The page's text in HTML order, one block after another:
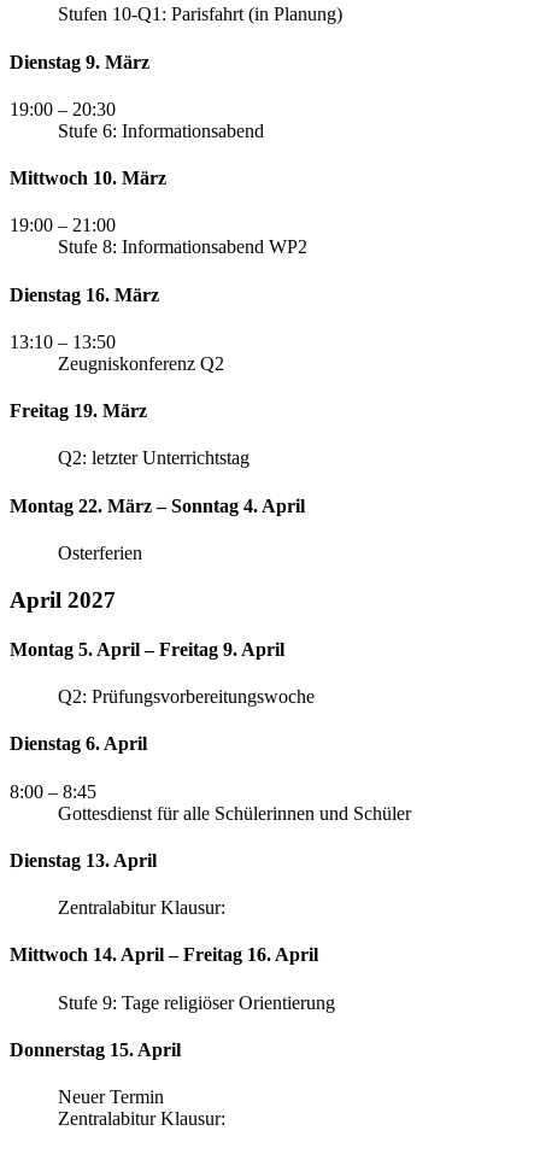
Stufen 10-Q1: Parisfahrt (in Planung)
Dienstag 9. März
19:00 – 20:30
Stufe 6: Informationsabend
Mittwoch 10. März
19:00 – 21:00
Stufe 8: Informationsabend WP2
Dienstag 16. März
13:10 – 13:50
Zeugniskonferenz Q2
Freitag 19. März
Q2: letzter Unterrichtstag
Montag 22. März – Sonntag 4. April
Osterferien
April 2027
Montag 5. April – Freitag 9. April
Q2: Prüfungsvorbereitungswoche
Dienstag 6. April
8:00 – 8:45
Gottesdienst für alle Schülerinnen und Schüler
Dienstag 13. April
Zentralabitur Klausur:
Mittwoch 14. April – Freitag 16. April
Stufe 9: Tage religiöser Orientierung
Donnerstag 15. April
Neuer Termin
Zentralabitur Klausur: